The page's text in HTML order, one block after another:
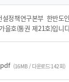
터 신청/해지
운로드
정책연구본부 한반도
을호(통권 제21호)입니
(16MB / 다운로드:142회)